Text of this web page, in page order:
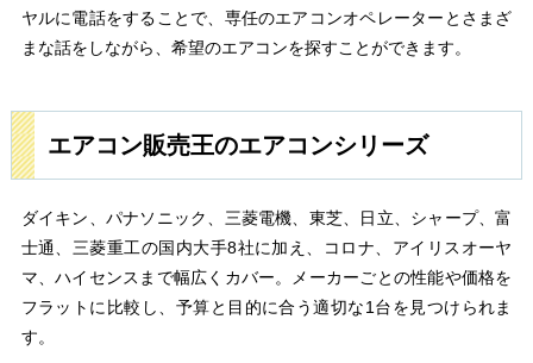
ヤルに電話をすることで、専任のエアコンオペレーターとさまざ
まな話をしながら、希望のエアコンを探すことができます。
エアコン販売王のエアコンシリーズ
ダイキン、パナソニック、三菱電機、東芝、日立、シャープ、富
士通、三菱重工の国内大手8社に加え、コロナ、アイリスオーヤ
マ、ハイセンスまで幅広くカバー。メーカーごとの性能や価格を
フラットに比較し、予算と目的に合う適切な1台を見つけられま
す。